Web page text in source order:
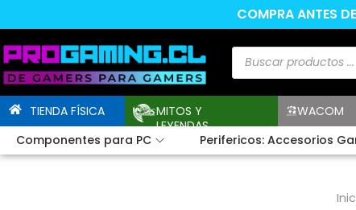
COMPRA ANTES
TIENDA FÍSICA
MITOS Y
LEYENDAS
WACOM
Componentes para PC
Perifericos: Accesorios